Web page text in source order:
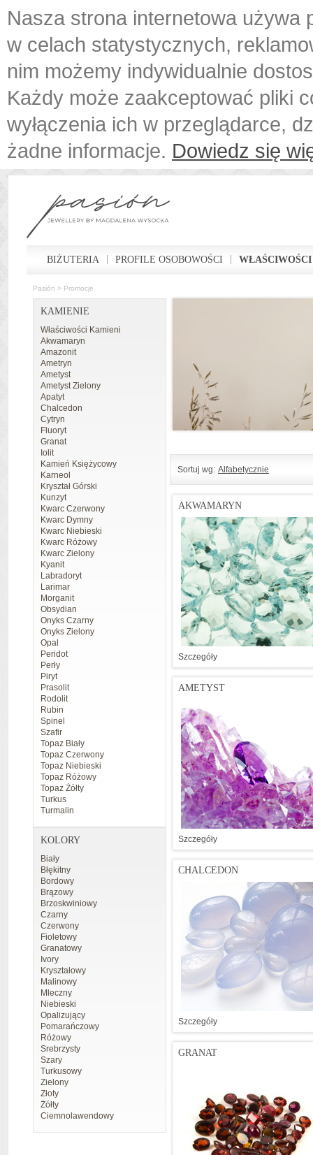
Nasza strona internetowa używa
w celach statystycznych,
nim możemy indywidualnie
Każdy może zaakceptować pliki
wyłączenia ich w przeglądarce,
żadne informacje. Dowiedz się
BIŻUTERIA PROFILE OSOBOWOŚCI
Pasión > Promocje
KAMIENIE
Właściwości Kamieni
Akwamaryn
Amazonit
Ametryn
Ametyst
Ametyst Zielony
Apatyt
Chalcedon
Cytryn
Fluoryt
Granat
Iolit
Kamień Księżycowy
Karneol
Kryształ Górski
Kunzyt
Kwarc Czerwony
Kwarc Dymny
Kwarc Niebieski
Kwarc Różowy
Kwarc Zielony
Kyanit
Labradoryt
Larimar
Morganit
Obsydian
Onyks Czarny
Onyks Zielony
Opal
Peridot
Perły
Piryt
Prasolit
Rodolit
Rubin
Spinel
Szafir
Topaz Biały
Topaz Czerwony
Topaz Niebieski
Topaz Różowy
Topaz Żółty
Turkus
Turmalin
KOLORY
Biały
Błękitny
Bordowy
Brązowy
Brzoskwiniowy
Czarny
Czerwony
Fioletowy
Granatowy
Ivory
Kryształowy
Malinowy
Mleczny
Niebieski
Opalizujący
Pomarańczowy
Różowy
Srebrzysty
Szary
Turkusowy
Zielony
Złoty
Żółty
Ciemnolawendowy
Sortuj wg: Alfabetycznie
AKWAMARYN
Szczegóły
AMETYST
Szczegóły
CHALCEDON
Szczegóły
GRANAT